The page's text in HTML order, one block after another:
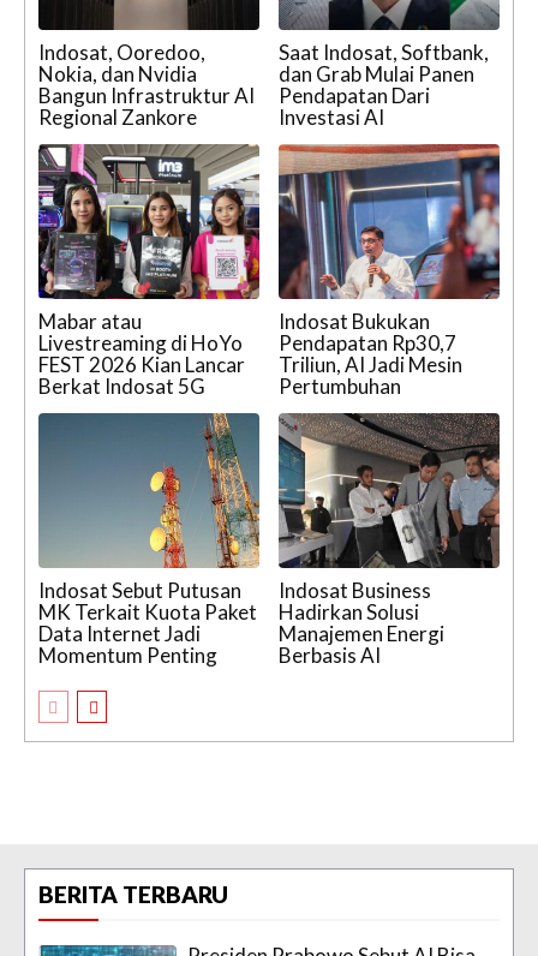
Indosat, Ooredoo,
Nokia, dan Nvidia
Bangun Infrastruktur AI
Regional Zankore
Saat Indosat, Softbank,
dan Grab Mulai Panen
Pendapatan Dari
Investasi AI
Mabar atau
Livestreaming di HoYo
FEST 2026 Kian Lancar
Berkat Indosat 5G
Indosat Bukukan
Pendapatan Rp30,7
Triliun, AI Jadi Mesin
Pertumbuhan
Indosat Sebut Putusan
MK Terkait Kuota Paket
Data Internet Jadi
Momentum Penting
Indosat Business
Hadirkan Solusi
Manajemen Energi
Berbasis AI
BERITA TERBARU